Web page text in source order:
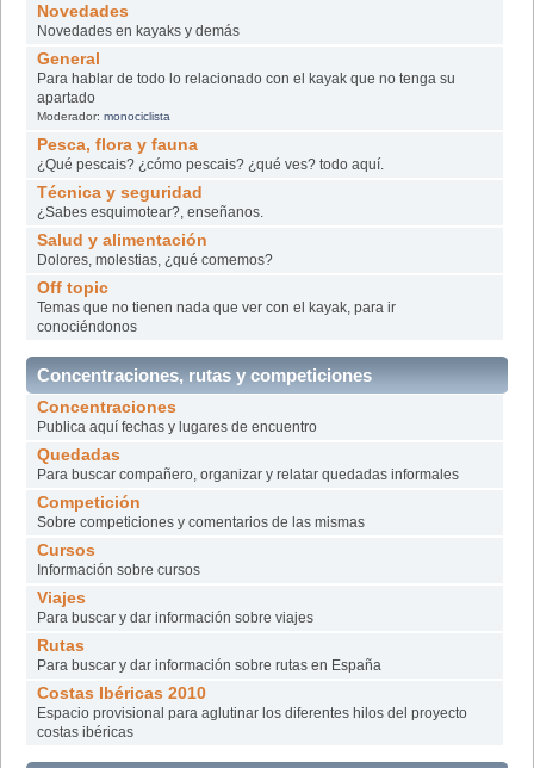
Novedades
Novedades en kayaks y demás
General
Para hablar de todo lo relacionado con el kayak que no tenga su
apartado
Moderador: monociclista
Pesca, flora y fauna
¿Qué pescais? ¿cómo pescais? ¿qué ves? todo aquí.
Técnica y seguridad
¿Sabes esquimotear?, enseñanos.
Salud y alimentación
Dolores, molestias, ¿qué comemos?
Off topic
Temas que no tienen nada que ver con el kayak, para ir
conociéndonos
Concentraciones, rutas y competiciones
Concentraciones
Publica aquí fechas y lugares de encuentro
Quedadas
Para buscar compañero, organizar y relatar quedadas informales
Competición
Sobre competiciones y comentarios de las mismas
Cursos
Información sobre cursos
Viajes
Para buscar y dar información sobre viajes
Rutas
Para buscar y dar información sobre rutas en España
Costas Ibéricas 2010
Espacio provisional para aglutinar los diferentes hilos del proyecto
costas ibéricas